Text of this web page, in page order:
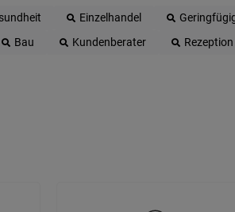
Einzelhandel
Bau Kundenberater
Rezeption